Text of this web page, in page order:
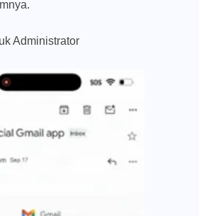
Administrator